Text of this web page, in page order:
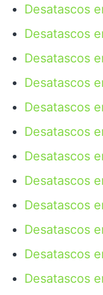
Desatascos
Desatascos
Desatascos
Desatascos
Desatascos
Desatascos
Desatascos
Desatascos
Desatascos
Desatascos
Desatascos
Desatascos